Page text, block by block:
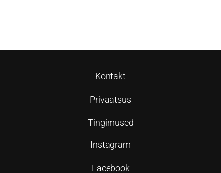
Kontakt
Privaatsus
Tingimused
Instagram
Facebook